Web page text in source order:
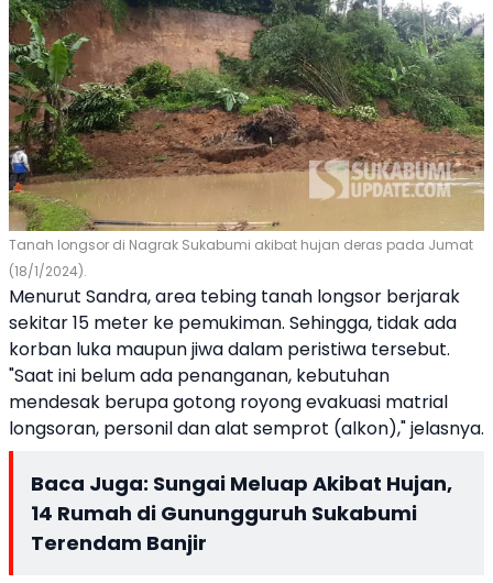
Tanah longsor di Nagrak Sukabumi akibat hujan deras pada Jumat
(18/1/2024).
Menurut Sandra, area tebing tanah longsor berjarak
sekitar 15 meter ke pemukiman. Sehingga, tidak ada
korban luka maupun jiwa dalam peristiwa tersebut.
"Saat ini belum ada penanganan, kebutuhan
mendesak berupa gotong royong evakuasi matrial
longsoran, personil dan alat semprot (alkon)," jelasnya.
Baca Juga: Sungai Meluap Akibat Hujan,
14 Rumah di Gunungguruh Sukabumi
Terendam Banjir